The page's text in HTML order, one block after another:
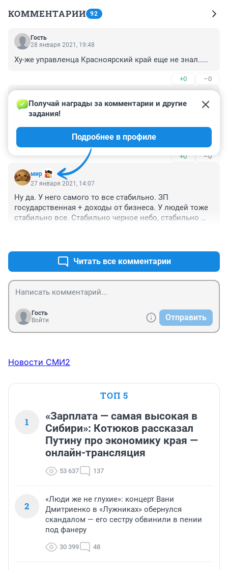
КОММЕНТАРИИ 92
Гость
28 января 2021, 19:48
Ху-же управленца Красноярский край еще не знал.....
+0 –0
27 января 2021, 17:21
Мхахаха. Ну вот рейтинг и показал что ни губернатору
ни президенту жители края стабильно не доверяют.
А что до инвестпривлекательности..... Я так понимаю
что на жизни людей это никак не отражается. Так что
мимо.
+0 –0
мир
Получай награды за комментарии и другие
задания!
Подробнее в профиле
27 января 2021, 14:07
Ну да. У него самого то все стабильно. ЗП
государственная + доходы от бизнеса. У людей тоже
стабильно все. Стабильно черное небо, стабильно
Читать все комментарии
Гость
Войти
Отправить
Новости СМИ2
ТОП 5
1
«Зарплата — самая высокая в
Сибири»: Котюков рассказал
Путину про экономику края —
онлайн-трансляция
53 637 137
2
«Люди же не глухие»: концерт Вани
Дмитриенко в «Лужниках» обернулся
скандалом — его сестру обвинили в пении
под фанеру
30 399 48